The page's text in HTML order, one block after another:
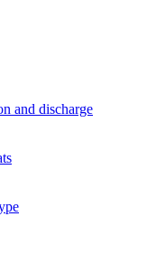
and discharge